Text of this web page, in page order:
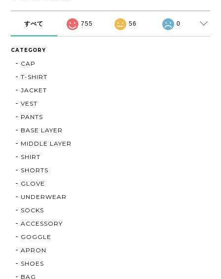
すべて 755 56 0
CATEGORY
CAP
T-SHIRT
JACKET
VEST
PANTS
BASE LAYER
MIDDLE LAYER
SHIRT
SHORTS
GLOVE
UNDERWEAR
SOCKS
ACCESSORY
GOGGLE
APRON
SHOES
BAG